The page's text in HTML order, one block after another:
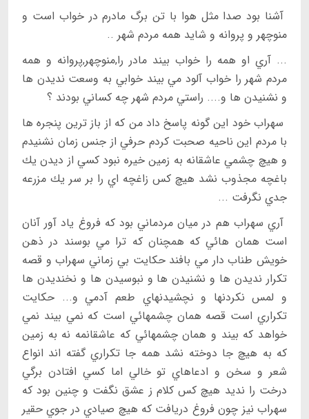
آشنا بود صدا مثل هوا با تن برگ مادرم در خواب است و
منوچهر و پروانه و شايد همه مردم شهر ..
... آري او همه را خواب بيند مادر را,منوچهر,پروانه و همه
مردم شهر را خواب آلود مي بيند خوابي به وسعت نديدن ها
و نشنيدن ها و.... راستي مردم شهر چه كساني بودند ؟
سهراب خود اين گونه پاسخ داد من كه از باز ترين پنجره ها
با مردم اين ناحيه صحبت كردم حرفي از جنس زمان نشنيدم
و هيچ چشمي عاشقانه به زمين خيره نبود كسي از ديدن يك
باغچه مجذوب نشد هيچ كس زاغچه اي را بر سر يك مزرعه
جدي نگرفت ...
آري سهراب هم در ميان مردماني بود كه فروغ ياد آور آنان
است همان هائي كه همچنان كه ترا مي بوسند در ذهن
خويش طناب دار مي بافند حكايت بي زماني سهراب و قصه
تكرار نديدن ها و نشنيدن ها و نبوسيدن ها و نخنديدن ها
و لمس نكردنها و نچشيدنهاي طعم آدمي و... حكايت
تكراري است قصه همان چشمهائي است كه نمي بيند نمي
خواهد كه بيند و همان چشمهائي كه عاشقانمه نه به زمين
كه به هيچ جا دوخته نشد همه جا تكراري گفته اند انواع
شعر و سخن و ادعاهاي تو خالي اما كسي افتادن برگي
درخت را نديد هيچ كس كلام ز عشق نگفت و چنين بود كه
سهراب نيز چون فروغ دريافت كه هيچ صيادي در جوي حقير